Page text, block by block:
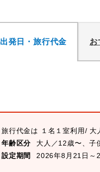
出発日・旅行代金 お
旅行代金は １名１室利用/ 大
年齢区分
大人／12歳〜、子
設定期間
2026年8月21日～